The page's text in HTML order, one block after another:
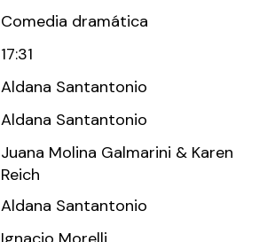
Comedia dramática
17:31
Aldana Santantonio
Aldana Santantonio
Juana Molina Galmarini & Karen
Reich
Aldana Santantonio